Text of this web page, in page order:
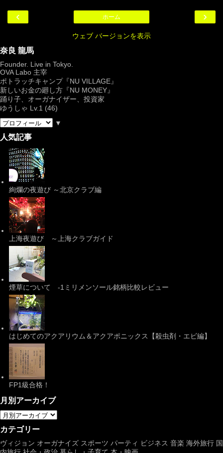
‹ ›
ホーム
ウェブ バージョンを表示
奈良 龍馬
Founder. Live in Tokyo.
OVA Labo 主宰
ポトラッチキャンプ『NU VILLAGE』
新しいお金の廻し方『NU MONEY』
踊り子、オーガナイザー、投資家
ゆうしゃ Lv.1 (46)
▼
人気記事
絢爛の夜遊び ～北京クラブ編
上海夜遊び ～上海クラブガイド
煙草について -1ミリメンソール銘柄比較レビュー
はじめてのアクアリウム＆アクアポニックス【殺虫剤・エビ編】
FP1級合格！
月別アーカイブ
カテゴリー
ヴィジョン オーガナイズ スポーツ パーティ ビジネス 音楽 海外旅行 国